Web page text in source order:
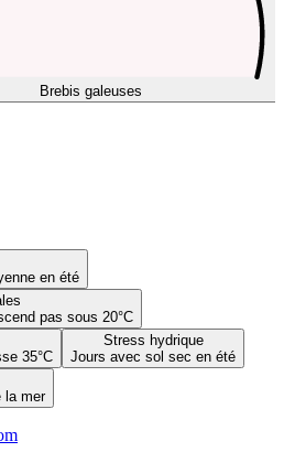
Brebis galeuses
en été
pas sous 20°C
35°C
Stress hydrique
Jours avec sol sec en été
la mer